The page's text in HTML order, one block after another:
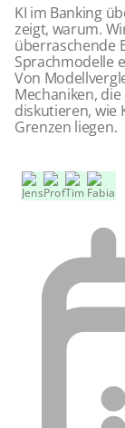
KI im Banking
zeigt, warum.
überraschende
Sprachmodelle
Von
Mechaniken,
diskutieren, wie
Grenzen liegen.